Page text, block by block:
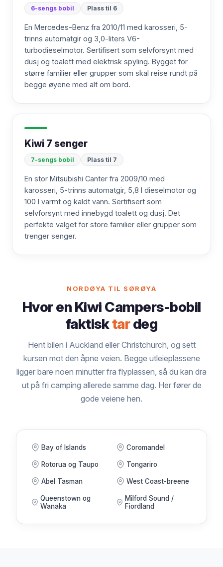
6-sengs bobil Plass til 6
En Mercedes-Benz fra 2010/11 med karosseri, 5-
trinns automatgir og 3,0-liters V6-
turbodieselmotor. Sertifisert som selvforsynt med
dusj og toalett med elektrisk spyling. Bygget for
større familier eller grupper som skal reise rundt på
begge øyene med alt om bord.
Kiwi 7 senger
7-sengs bobil Plass til 7
En stor Mitsubishi Canter fra 2009/10 med
karosseri, 5-trinns automatgir, 5,8 l dieselmotor og
100 l varmt og kaldt vann. Sertifisert som
selvforsynt med innebygd toalett og dusj. Det
perfekte valget for store familier eller grupper som
trenger senger.
NORDØYA TIL SØRØYA
Hvor en Kiwi Campers-bobil
faktisktardeg
Hent bilen i Auckland eller Christchurch, og sett
kursen mot den åpne veien. Begge utleieplassene
ligger bare noen minutter fra flyplassen, så du kan dra
ut på fri camping allerede samme dag. Her fører de
gode veiene hen.
Bay of Islands Coromandel
Rotorua og Taupo Tongariro
Abel Tasman West Coast-breene
Queenstown og
Wanaka
Milford Sound /
Fiordland